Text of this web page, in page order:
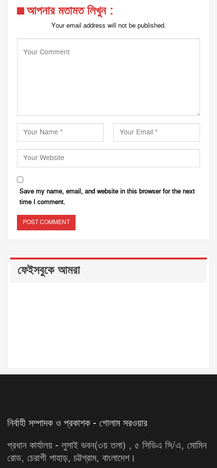
আপনার মতামত লিখুন :
Your email address will not be published.
Save my name, email, and website in this browser for the next
time I comment.
ফেইসবুকে আমরা
নির্বাহী সম্পাদক ও প্রকাশক - গোলাম সরওয়ার
প্রধান কার্যালয় - লুসাই ভবন(৩য় তলা) , ৫ সিডিএ সি/এ, মোমিন
রোড, চেরাগী পাহাড়, চট্টগ্রাম, বাংলাদেশ।